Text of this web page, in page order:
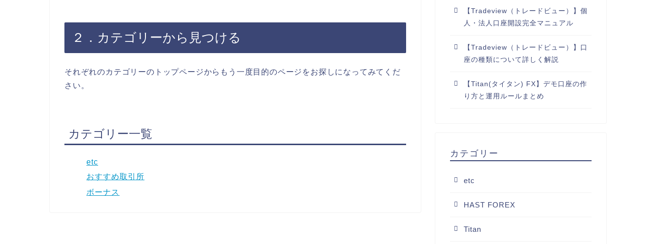
２．カテゴリーから見つける
それぞれのカテゴリーのトップページからもう一度目的のページをお探しになってみてくだ
さい。
カテゴリー一覧
etc
おすすめ取引所
ボーナス
【Tradeview（トレードビュー）】個
人・法人口座開設完全マニュアル
【Tradeview（トレードビュー）】口
座の種類について詳しく解説
【Titan(タイタン) FX】デモ口座の作
り方と運用ルールまとめ
カテゴリー
etc
HAST FOREX
Titan